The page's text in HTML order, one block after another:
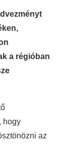
a régióban
hogy
az